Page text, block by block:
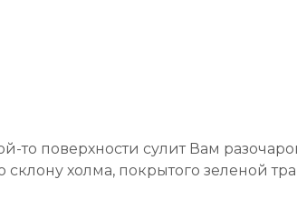
то поверхности сулит Вам
холма, покрытого зеленой